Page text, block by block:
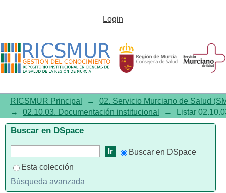
Listar 02.10.03. Documentación
Login
RICSMUR Principal →
02. Servicio Murciano de Salud
→
02.10.03. Documentación institucional → Listar
Buscar en DSpace
Buscar en DSpace
Esta colección
Búsqueda avanzada